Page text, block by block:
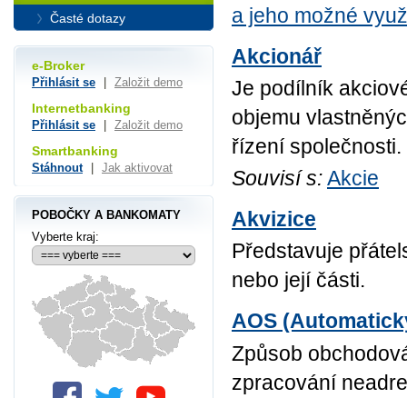
a jeho možné
Akcionář
Je podílník
objemu
řízení společnosti.
Souvisí s:Akcie
Akvizice
Představuje
nebo její části.
AOS
Způsob
zpracování
Časté dotazy
e-Broker
Přihlásit se Založit demo
Internetbanking
Přihlásit se Založit demo
Smartbanking
Stáhnout Jak aktivovat
POBOČKY A BANKOMATY
Vyberte kraj: